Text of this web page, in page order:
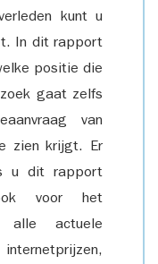
kunt u
In dit rapport
positie die
gaat zelfs
van
zien krijgt. Er
u dit rapport
voor het
alle actuele